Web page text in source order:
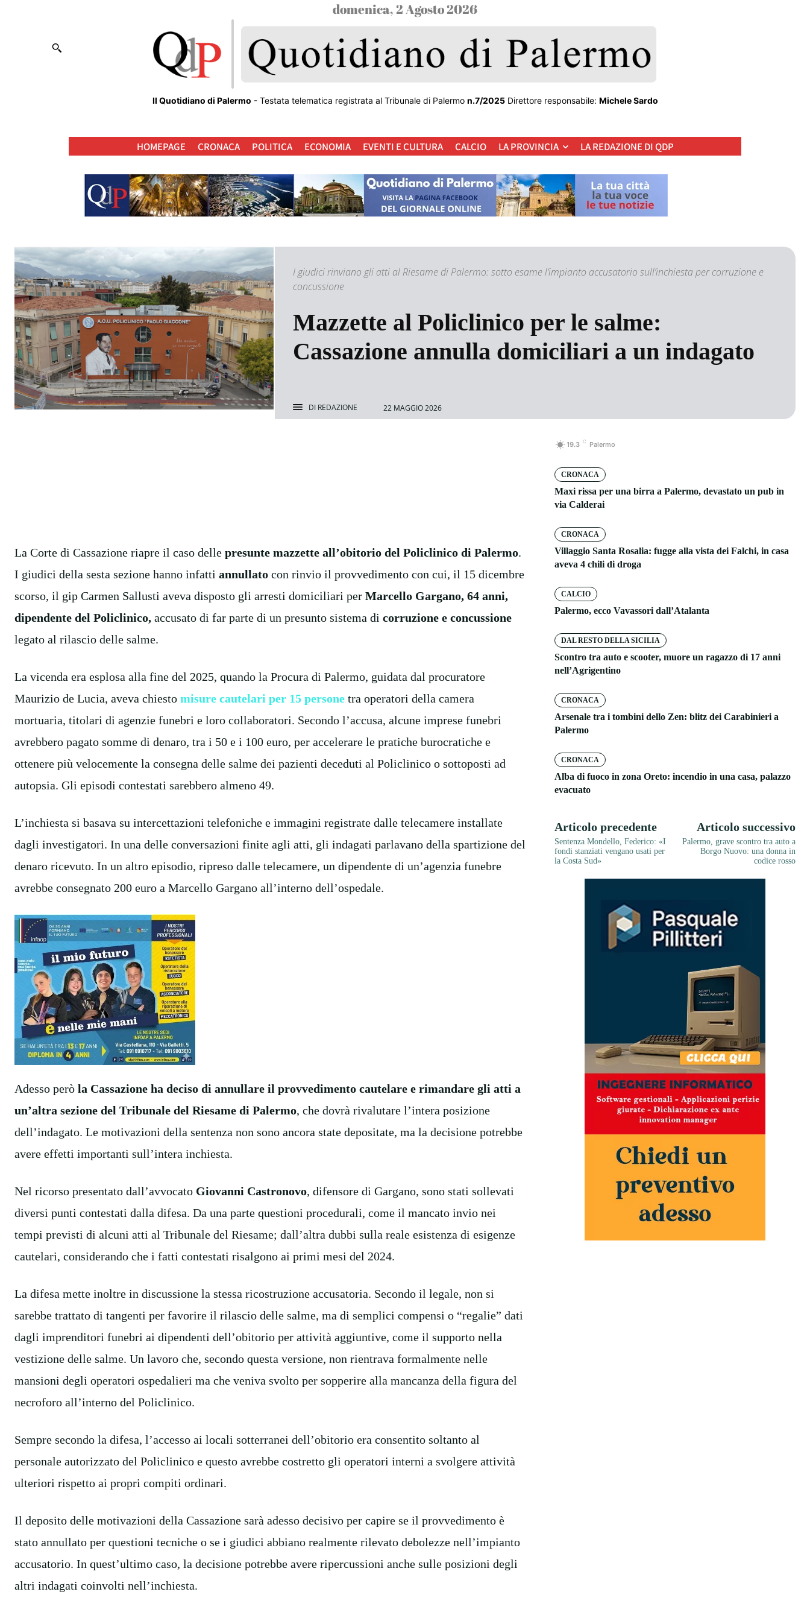
domenica, 2 Agosto 2026
Il Quotidiano di Palermo - Testata telematica registrata al Tribunale di Palermo n.7/2025Direttore responsabile: Michele Sardo
HOMEPAGE CRONACA POLITICA ECONOMIA EVENTI E CULTURA CALCIO LA PROVINCIA LA REDAZIONE DI QDP
I giudici rinviano gli atti al Riesame di Palermo: sotto esame l’impianto accusatorio sull’inchiesta per corruzione e
concussione
Mazzette al Policlinico per le salme:
Cassazione annulla domiciliari a un indagato
DI REDAZIONE 22 MAGGIO 2026
La Corte di Cassazione riapre il caso delle presunte mazzette all’obitorio del Policlinico di Palermo.
I giudici della sesta sezione hanno infatti annullato con rinvio il provvedimento con cui, il 15 dicembre
scorso, il gip Carmen Sallusti aveva disposto gli arresti domiciliari per Marcello Gargano, 64 anni,
dipendente del Policlinico, accusato di far parte di un presunto sistema di corruzione e concussione
legato al rilascio delle salme.
La vicenda era esplosa alla fine del 2025, quando la Procura di Palermo, guidata dal procuratore
Maurizio de Lucia, aveva chiesto misure cautelari per 15 persone tra operatori della camera
mortuaria, titolari di agenzie funebri e loro collaboratori. Secondo l’accusa, alcune imprese funebri
avrebbero pagato somme di denaro, tra i 50 e i 100 euro, per accelerare le pratiche burocratiche e
ottenere più velocemente la consegna delle salme dei pazienti deceduti al Policlinico o sottoposti ad
autopsia. Gli episodi contestati sarebbero almeno 49.
L’inchiesta si basava su intercettazioni telefoniche e immagini registrate dalle telecamere installate
dagli investigatori. In una delle conversazioni finite agli atti, gli indagati parlavano della spartizione del
denaro ricevuto. In un altro episodio, ripreso dalle telecamere, un dipendente di un’agenzia funebre
avrebbe consegnato 200 euro a Marcello Gargano all’interno dell’ospedale.
Adesso però la Cassazione ha deciso di annullare il provvedimento cautelare e rimandare gli atti a
un’altra sezione del Tribunale del Riesame di Palermo, che dovrà rivalutare l’intera posizione
dell’indagato. Le motivazioni della sentenza non sono ancora state depositate, ma la decisione potrebbe
avere effetti importanti sull’intera inchiesta.
Nel ricorso presentato dall’avvocato Giovanni Castronovo, difensore di Gargano, sono stati sollevati
diversi punti contestati dalla difesa. Da una parte questioni procedurali, come il mancato invio nei
tempi previsti di alcuni atti al Tribunale del Riesame; dall’altra dubbi sulla reale esistenza di esigenze
cautelari, considerando che i fatti contestati risalgono ai primi mesi del 2024.
La difesa mette inoltre in discussione la stessa ricostruzione accusatoria. Secondo il legale, non si
sarebbe trattato di tangenti per favorire il rilascio delle salme, ma di semplici compensi o “regalie” dati
dagli imprenditori funebri ai dipendenti dell’obitorio per attività aggiuntive, come il supporto nella
vestizione delle salme. Un lavoro che, secondo questa versione, non rientrava formalmente nelle
mansioni degli operatori ospedalieri ma che veniva svolto per sopperire alla mancanza della figura del
necroforo all’interno del Policlinico.
Sempre secondo la difesa, l’accesso ai locali sotterranei dell’obitorio era consentito soltanto al
personale autorizzato del Policlinico e questo avrebbe costretto gli operatori interni a svolgere attività
ulteriori rispetto ai propri compiti ordinari.
Il deposito delle motivazioni della Cassazione sarà adesso decisivo per capire se il provvedimento è
stato annullato per questioni tecniche o se i giudici abbiano realmente rilevato debolezze nell’impianto
accusatorio. In quest’ultimo caso, la decisione potrebbe avere ripercussioni anche sulle posizioni degli
altri indagati coinvolti nell’inchiesta.
19.3 C Palermo
CRONACA
Maxi rissa per una birra a Palermo, devastato un pub in
via Calderai
CRONACA
Villaggio Santa Rosalia: fugge alla vista dei Falchi, in casa
aveva 4 chili di droga
CALCIO
Palermo, ecco Vavassori dall’Atalanta
DAL RESTO DELLA SICILIA
Scontro tra auto e scooter, muore un ragazzo di 17 anni
nell’Agrigentino
CRONACA
Arsenale tra i tombini dello Zen: blitz dei Carabinieri a
Palermo
CRONACA
Alba di fuoco in zona Oreto: incendio in una casa, palazzo
evacuato
Articolo precedente
Sentenza Mondello, Federico: «I
fondi stanziati vengano usati per
la Costa Sud»
Articolo successivo
Palermo, grave scontro tra auto a
Borgo Nuovo: una donna in
codice rosso